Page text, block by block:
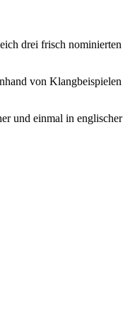
drei frisch nominierten
von Klangbeispielen
und einmal in englischer